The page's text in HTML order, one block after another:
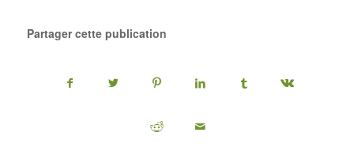
Partager cette publication